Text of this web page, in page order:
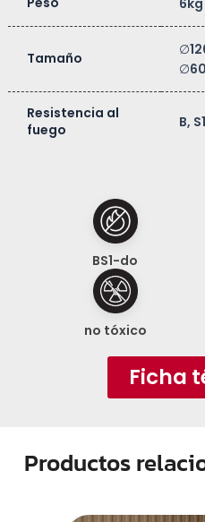
Tamaño
Resistencia al
fuego
B,
BS1-do
no tóxico
Ficha
Productos